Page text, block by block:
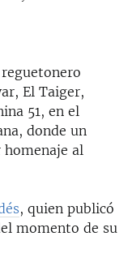
El Taiger,
51, en el
donde un
al
, quien publicó
momento de su